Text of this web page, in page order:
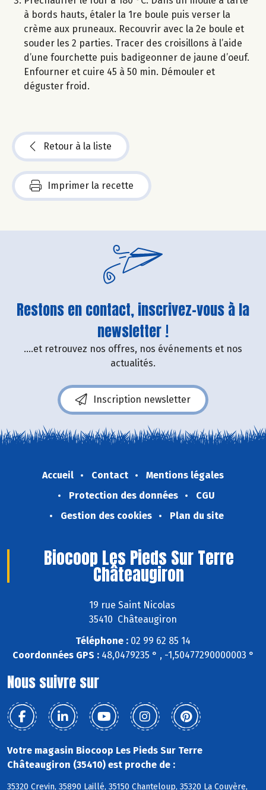
à bords hauts, étaler la 1re boule puis verser la
crème aux pruneaux. Recouvrir avec la 2e boule et
souder les 2 parties. Tracer des croisillons à l’aide
d’une fourchette puis badigeonner de jaune d’oeuf.
Enfourner et cuire 45 à 50 min. Démouler et
déguster froid.
Retour à la liste
Imprimer la recette
Restons en contact, inscrivez-vous à la
newsletter !
....et retrouvez nos offres, nos événements et nos
actualités.
Inscription newsletter
Accueil Contact
Mentions légales
Protection des données
CGU
Gestion des cookies
Plan du site
Biocoop Les Pieds Sur Terre
Châteaugiron
19 rue Saint Nicolas
35410 Châteaugiron
Téléphone : 02 99 62 85 14
Coordonnées GPS :48,0479235 ° , -1,50477290000003 °
Nous suivre sur
Votre magasin Biocoop Les Pieds Sur Terre
Châteaugiron (35410) est proche de :
35320 Crevin, 35890 Laillé, 35150 Chanteloup, 35320 La Couyère,